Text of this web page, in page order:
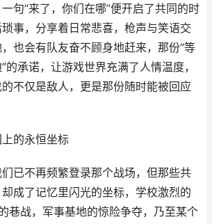
句“来了，你们在哪”便开启了共同的时
事，分享着日常悲喜，枪声与笑语交
也会有队友奋不顾身地赶来，那份“等
的承诺，让游戏世界充满了人情温度，
不仅是敌人，更是那份随时能被回应
的永恒坐标
已不再频繁登录那个战场，但那些共
成了记忆里闪光的坐标，学校激烈的
巷战，军事基地的惊险争夺，乃至某个